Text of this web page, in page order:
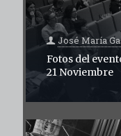
José María
Fotos del
21 Noviembre